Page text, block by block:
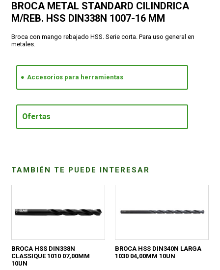
BROCA METAL STANDARD CILINDRICA
M/REB. HSS DIN338N 1007-16 MM
Broca con mango rebajado HSS. Serie corta. Para uso general en
metales.
Accesorios para herramientas
Ofertas
TAMBIÉN TE PUEDE INTERESAR
BROCA HSS DIN338N
CLASSIQUE 1010 07,00MM
10UN
BROCA HSS DIN340N LARGA
1030 04,00MM 10UN
DEVOLUCIONES
CONDICIONES